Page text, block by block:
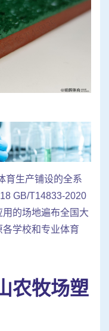
育生产铺设的全系
GB/T14833-2020
的场地遍布全国大
学校和专业体育
农牧场塑